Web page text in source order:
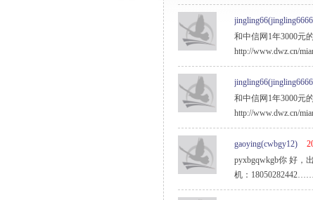
和中信网1年3000元
http://www.dwz.cn/
和中信网1年3000元
http://www.dwz.cn/
gaoying(cwbgy12)
pyxbgqwkgb你 好
机：18050282442……